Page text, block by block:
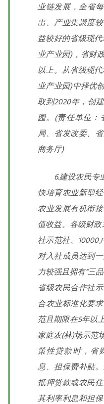
业链发展，全省
出、产业集聚度
益较好的省级现
业产业园)，省财
以上。从省级现
业产业园)中择优
取到2020年，创
园。(责任单位：
局、省发改委、
商务厅)
6.建设农民专
快培育农业新型
农业发展有机衔
值收益。各级财
社示范社、10000
对入社成员达到
力较强且拥有“三
省级农民合作社
合农业标准化要
范且期限在5年以
家庭农(林)场示范
策性贷款时，省
息、担保费补贴
抵押贷款或农民
其利率利息和担